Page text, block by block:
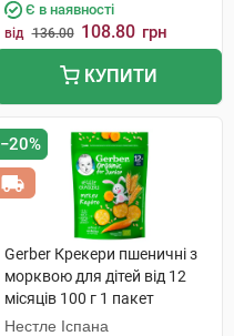
Є в наявності
від 136.00 108.80 грн
КУПИТИ
−20%
Gerber Крекери пшеничні з
морквою для дітей від 12
місяців 100 г 1 пакет
Нестле Іспана